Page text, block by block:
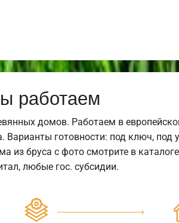
работаем
домов. Работаем в
готовности: под ключ, под
бруса с фото смотрите в
любые гос. субсидии.